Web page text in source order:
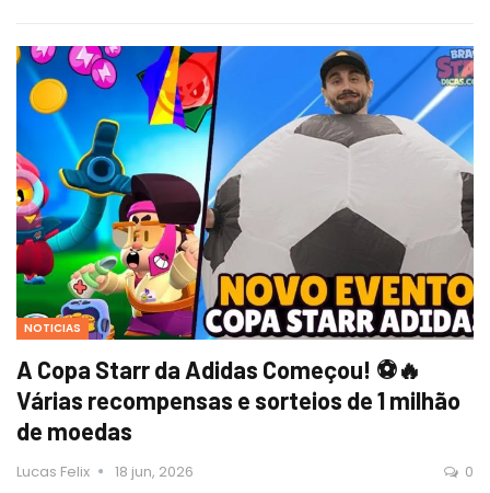
NOTICIAS
A Copa Starr da Adidas Começou! ⚽🔥
Várias recompensas e sorteios de 1 milhão
de moedas
Lucas Felix 18 jun, 2026 0